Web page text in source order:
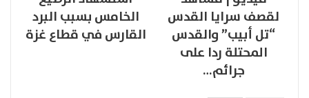
لقصف سرايا القدس
“تل أبيب” والقدس
المحتلة ردا على
جرائم…
الخامس بسبب البرد
القارس في قطاع غزة